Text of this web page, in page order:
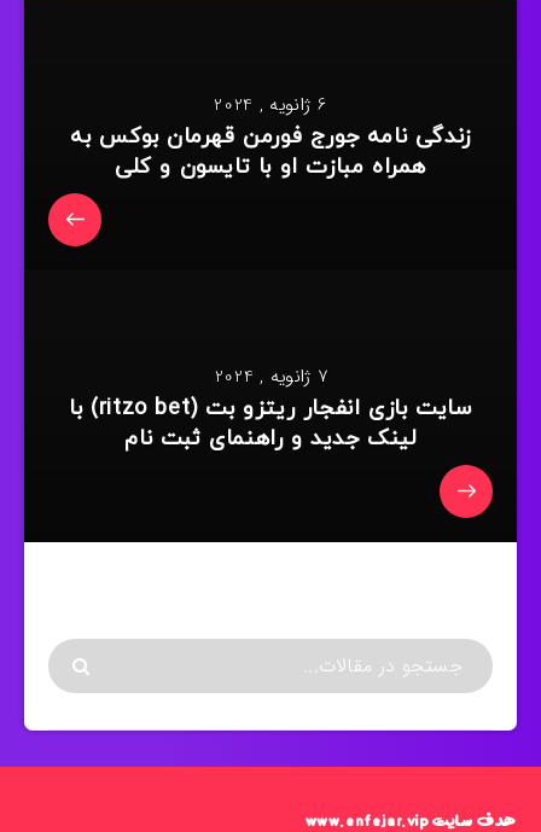
6 ژانویه , 2024
زندگی نامه جورج فورمن قهرمان بوکس به
همراه مبازت او با تایسون و کلی
7 ژانویه , 2024
سایت بازی انفجار ریتزو بت (ritzo bet) با
لینک جدید و راهنمای ثبت نام
هدف سایت www.enfejar.vip